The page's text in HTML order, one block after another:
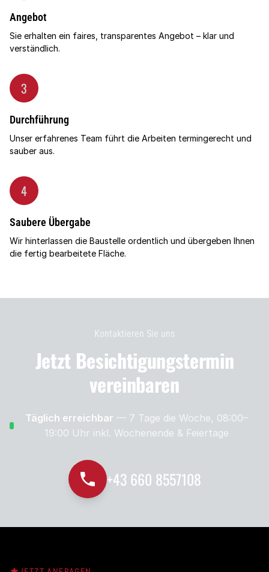
Angebot
Sie erhalten ein faires, transparentes Angebot – klar und
verständlich.
3
Durchführung
Unser erfahrenes Team führt die Arbeiten termingerecht und
sauber aus.
4
Saubere Übergabe
Wir hinterlassen die Baustelle ordentlich und übergeben Ihnen
die fertig bearbeitete Fläche.
Kontaktieren Sie uns
Jetzt Besichtigungs­termin
vereinbaren
Täglich erreichbar — 7 Tage die Woche, 08:00–
19:00 Uhr inkl. Wochenende & Feiertage
+43 660 8557108